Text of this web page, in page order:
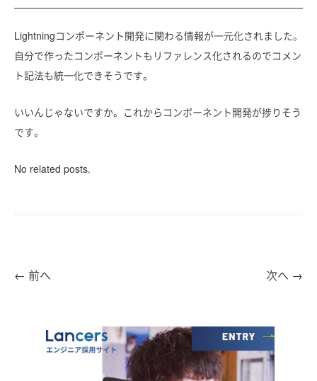
Lightningコンポーネント開発に関わる情報が一元化されました。
自分で作ったコンポーネントもリファレンス化されるのでコメン
ト記法も統一化できそうです。
いいんじゃないですか。これからコンポーネント開発が捗りそう
です。
No related posts.
← 前へ 次へ →